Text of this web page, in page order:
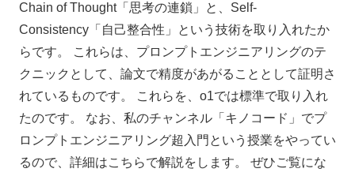
Chain of Thought「思考の連鎖」と、Self-
Consistency「自己整合性」という技術を取り入れたか
らです。 これらは、プロンプトエンジニアリングのテ
クニックとして、論文で精度があがることとして証明さ
れているものです。 これらを、o1では標準で取り入れ
たのです。 なお、私のチャンネル「キノコード」でプ
ロンプトエンジニアリング超入門という授業をやってい
るので、詳細はこちらで解説をします。 ぜひご覧にな